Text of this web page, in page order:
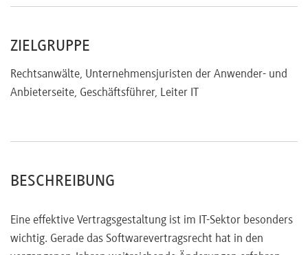
Haftung
Datenlizenzverträge und Datenschutzaspekte
Change Request und Outsourcing
ZIELGRUPPE
Rechtsanwälte, Unternehmensjuristen der Anwender- und
Anbieterseite, Geschäftsführer, Leiter IT
BESCHREIBUNG
Eine effektive Vertragsgestaltung ist im IT-Sektor besonders
wichtig. Gerade das Softwarevertragsrecht hat in den